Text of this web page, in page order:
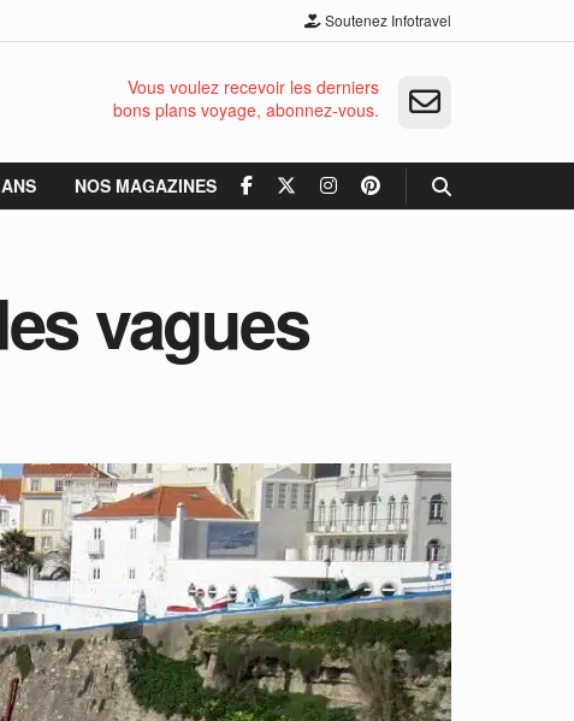
Soutenez Infotravel
Vous voulez recevoir les derniers
bons plans voyage, abonnez-vous.
NOS MAGAZINES
vagues